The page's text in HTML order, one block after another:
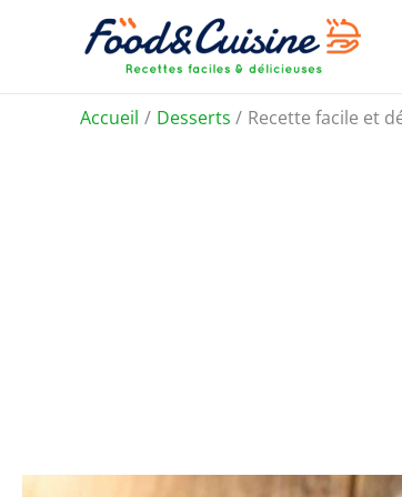
Accueil Desserts Recette facile et